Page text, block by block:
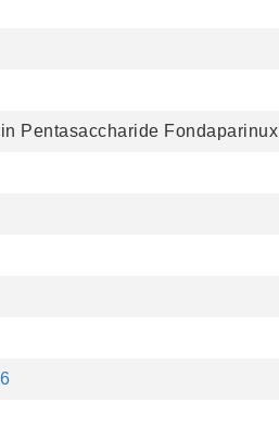
Pentasaccharide Fondaparinux